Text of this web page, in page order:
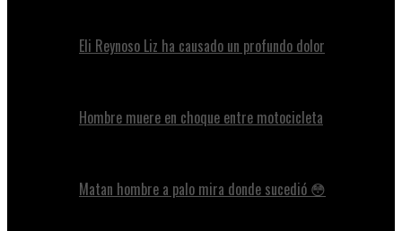
Eli Reynoso Liz ha causado un profundo dolor
Hombre muere en choque entre motocicleta
Matan hombre a palo mira donde sucedió 😳